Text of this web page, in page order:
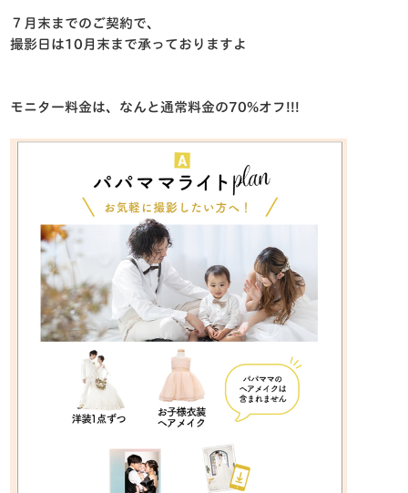
７月末までのご契約で、
撮影日は10月末まで承っておりますよ
モニター料金は、なんと通常料金の70%オフ !!!